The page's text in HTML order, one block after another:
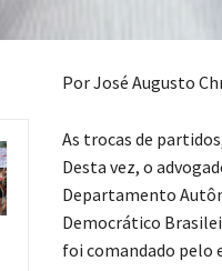
Por José Augusto
As trocas de
Desta vez, o
Departamento
Democrático
foi comandado pelo